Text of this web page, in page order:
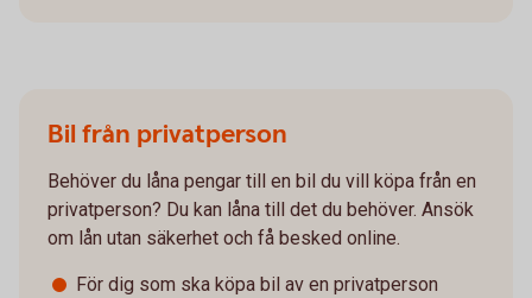
Bil från privatperson
Behöver du låna pengar till en bil du vill köpa från en
privatperson? Du kan låna till det du behöver. Ansök
om lån utan säkerhet och få besked online.
För dig som ska köpa bil av en privatperson